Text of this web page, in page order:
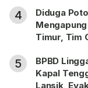
4
Diduga
Timur, Tim
5
BPBD
Kapal
Lansik,